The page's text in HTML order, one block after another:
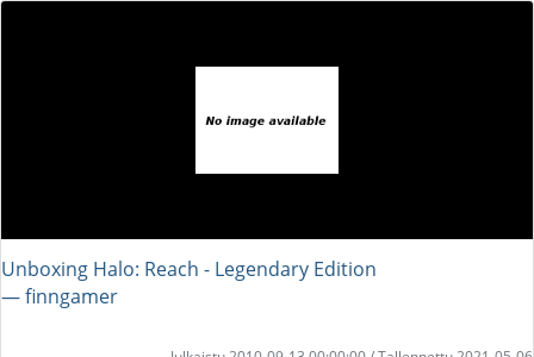
Unboxing Halo: Reach - Legendary Edition
― finngamer